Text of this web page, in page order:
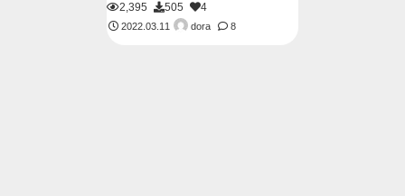
2,395 505 4
2022.03.11 dora 8